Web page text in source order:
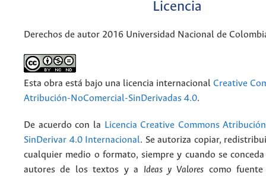
Licencia
Derechos de autor 2016 Universidad Nacional de
Esta obra está bajo una licencia internacional Creative
Atribución-NoComercial-SinDerivadas 4.0.
De acuerdo con la Licencia Creative Commons
SinDerivar 4.0 Internacional. Se autoriza copiar,
cualquier medio o formato, siempre y cuando se
autores de los textos y a Ideas y Valores como